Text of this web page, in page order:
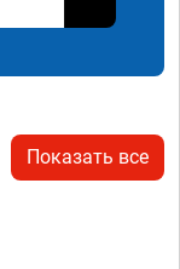
Показать все